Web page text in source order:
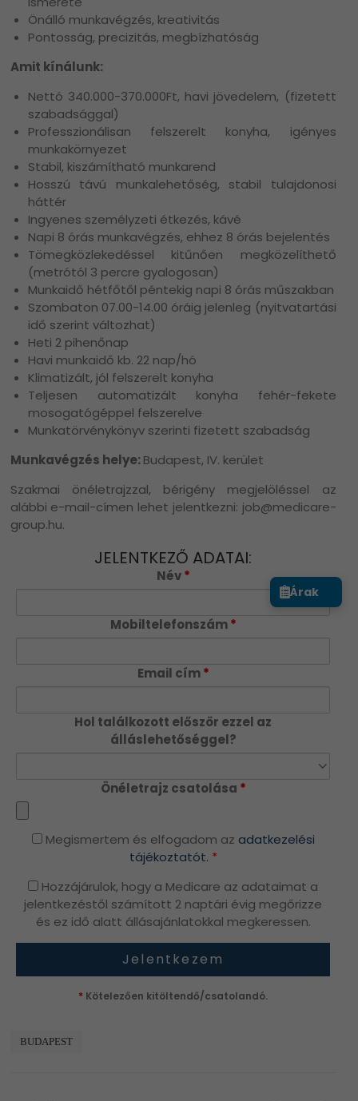
Önálló munkavégzés, kreativitás
Pontosság, precizitás, megbízhatóság
Amit kínálunk:
Nettó 340.000-370.000Ft, havi jövedelem, (fizetett
szabadsággal)
Professzionálisan felszerelt konyha, igényes
munkakörnyezet
Stabil, kiszámítható munkarend
Hosszú távú munkalehetőség, stabil tulajdonosi
háttér
Ingyenes személyzeti étkezés, kávé
Napi 8 órás munkavégzés, ehhez 8 órás bejelentés
Tömegközlekedéssel kitűnően megközelíthető
(metrótól 3 percre gyalogosan)
Munkaidő hétfőtől péntekig napi 8 órás műszakban
Szombaton 07.00-14.00 óráig jelenleg (nyitvatartási
idő szerint változhat)
Heti 2 pihenőnap
Havi munkaidő kb. 22 nap/hó
Klimatizált, jól felszerelt konyha
Teljesen automatizált konyha fehér-fekete
mosogatógéppel felszerelve
Munkatörvénykönyv szerinti fizetett szabadság
Munkavégzés helye:Budapest, IV. kerület
Szakmai önéletrajzzal, bérigény megjelöléssel az
alábbi e-mail-címen lehet jelentkezni: job@medicare-
group.hu.
JELENTKEZŐ ADATAI:
Név*
Mobiltelefonszám*
Email cím*
Hol találkozott először ezzel az
álláslehetőséggel?
Önéletrajz csatolása *
Megismertem és elfogadom az adatkezelési
tájékoztatót. *
Hozzájárulok, hogy a Medicare az adataimat a
jelentkezéstől számított 2 naptári évig megőrizze
és ez idő alatt állásajánlatokkal megkeressen.
* Kötelezően kitöltendő/csatolandó.
BUDAPEST
Árak